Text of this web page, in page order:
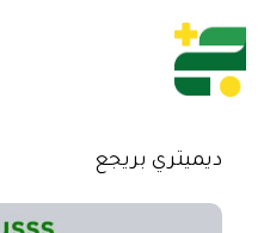
ديميتري بريجع